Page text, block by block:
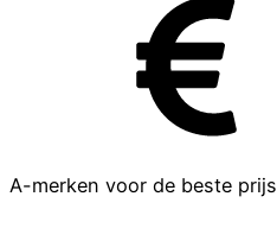
A-merken voor de beste prijs